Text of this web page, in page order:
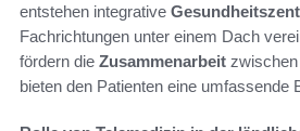
entstehen integrative
Fachrichtungen unter einem Dach
fördern die Zusammenarbeit
bieten den Patienten eine umfassende